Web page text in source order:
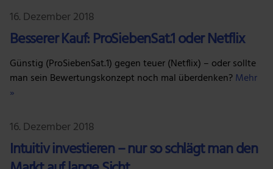
16. Dezember 2018
Besserer Kauf: ProSiebenSat.1 oder Netflix
Günstig (ProSiebenSat.1) gegen teuer (Netflix) – oder sollte
man sein Bewertungskonzept noch mal überdenken?Mehr
»
16. Dezember 2018
Intuitiv investieren – nur so schlägt man den